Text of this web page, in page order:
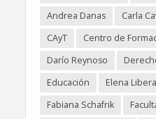
Andrea Danas
Carla
CAyT
Centro de
Darío Reynoso
Educación
Elena
Fabiana Schafrik